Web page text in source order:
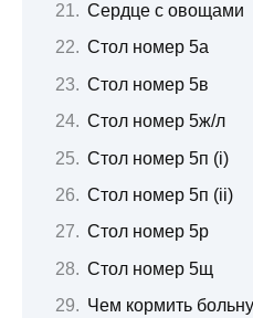
Сердце с овощами
Стол номер 5а
Стол номер 5в
Стол номер 5ж/л
Стол номер 5п (i)
Стол номер 5п (ii)
Стол номер 5р
Стол номер 5щ
Чем кормить